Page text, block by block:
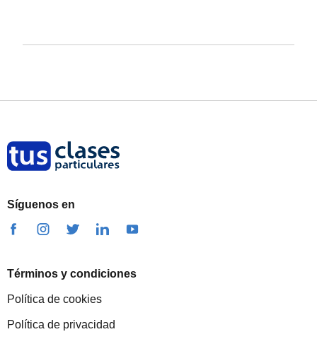
Síguenos en
Términos y condiciones
Política de cookies
Política de privacidad